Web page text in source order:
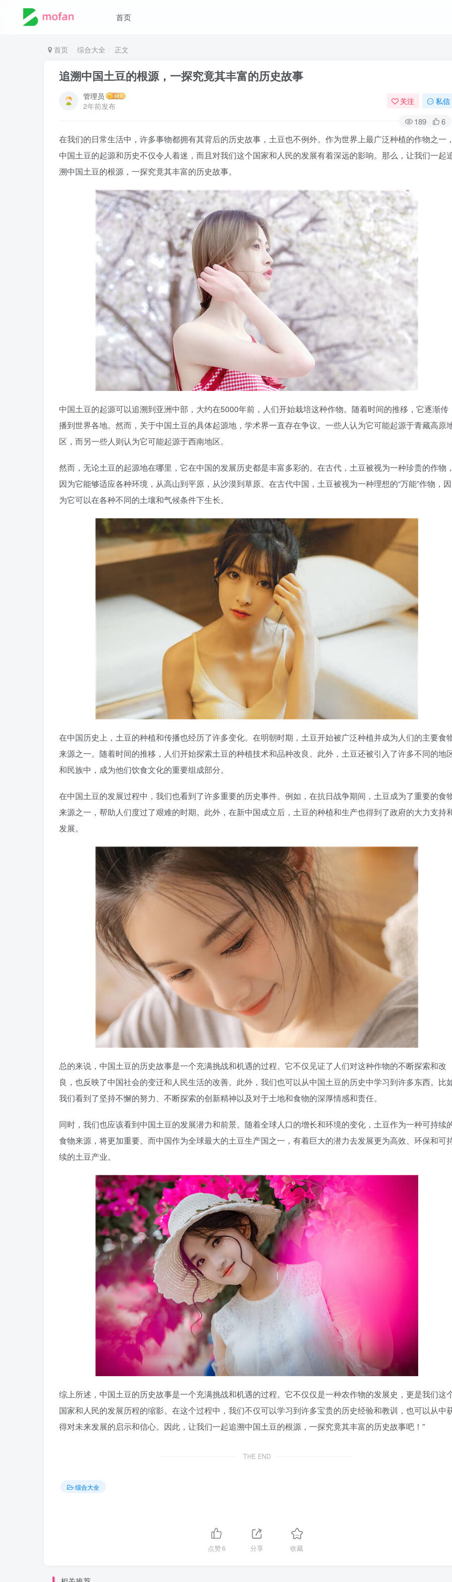
首页
首页 综合大全 正文
追溯中国土豆的根源，一探究竟其丰富的历史故事
管理员
2年前发布
关注 私信
189 6
在我们的日常生活中，许多事物都拥有其背后的历史故事，土豆也不例外。作为世界上最广泛种植的作物之一
中国土豆的起源和历史不仅令人着迷，而且对我们这个国家和人民的发展有着深远的影响。那么，让我们一起
溯中国土豆的根源，一探究竟其丰富的历史故事。
中国土豆的起源可以追溯到亚洲中部，大约在5000年前，人们开始栽培这种作物。随着时间的推移，它逐渐传
播到世界各地。然而，关于中国土豆的具体起源地，学术界一直存在争议。一些人认为它可能起源于青藏高原
区，而另一些人则认为它可能起源于西南地区。
然而，无论土豆的起源地在哪里，它在中国的发展历史都是丰富多彩的。在古代，土豆被视为一种珍贵的作物
因为它能够适应各种环境，从高山到平原，从沙漠到草原。在古代中国，土豆被视为一种理想的“万能”作物，因
为它可以在各种不同的土壤和气候条件下生长。
在中国历史上，土豆的种植和传播也经历了许多变化。在明朝时期，土豆开始被广泛种植并成为人们的主要食
来源之一。随着时间的推移，人们开始探索土豆的种植技术和品种改良。此外，土豆还被引入了许多不同的地
和民族中，成为他们饮食文化的重要组成部分。
在中国土豆的发展过程中，我们也看到了许多重要的历史事件。例如，在抗日战争期间，土豆成为了重要的食
来源之一，帮助人们度过了艰难的时期。此外，在新中国成立后，土豆的种植和生产也得到了政府的大力支持
发展。
总的来说，中国土豆的历史故事是一个充满挑战和机遇的过程。它不仅见证了人们对这种作物的不断探索和改
良，也反映了中国社会的变迁和人民生活的改善。此外，我们也可以从中国土豆的历史中学习到许多东西。比
我们看到了坚持不懈的努力、不断探索的创新精神以及对于土地和食物的深厚情感和责任。
同时，我们也应该看到中国土豆的发展潜力和前景。随着全球人口的增长和环境的变化，土豆作为一种可持续
食物来源，将更加重要。而中国作为全球最大的土豆生产国之一，有着巨大的潜力去发展更为高效、环保和可
续的土豆产业。
综上所述，中国土豆的历史故事是一个充满挑战和机遇的过程。它不仅仅是一种农作物的发展史，更是我们这
国家和人民的发展历程的缩影。在这个过程中，我们不仅可以学习到许多宝贵的历史经验和教训，也可以从中
得对未来发展的启示和信心。因此，让我们一起追溯中国土豆的根源，一探究竟其丰富的历史故事吧！”
THE END
综合大全
点赞6 分享 收藏